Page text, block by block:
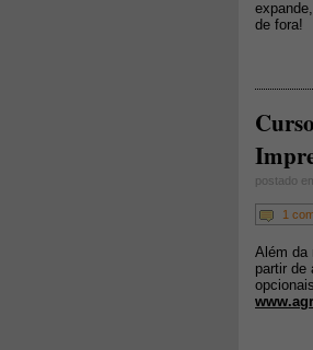
de fora!
postado
1
Além da
partir de